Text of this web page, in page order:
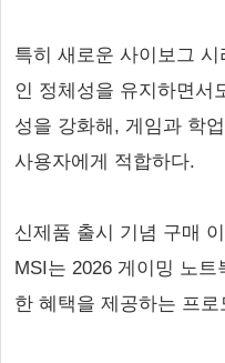
특히 새로운 사이보그
인 정체성을 유지하면서
성을 강화해, 게임과 학
사용자에게 적합하다.
신제품 출시 기념 구매
MSI는 2026 게이밍 노
한 혜택을 제공하는 프